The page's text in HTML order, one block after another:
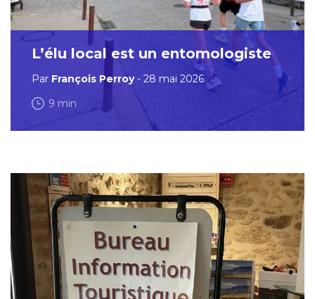
L’élu local est un entomologiste
Par François Perroy- 28 mai 2026
9 min